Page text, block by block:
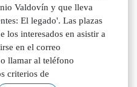
Valdovín y que lleva
El legado'. Las plazas
los interesados en asistir a
en el correo
llamar al teléfono
criterios de